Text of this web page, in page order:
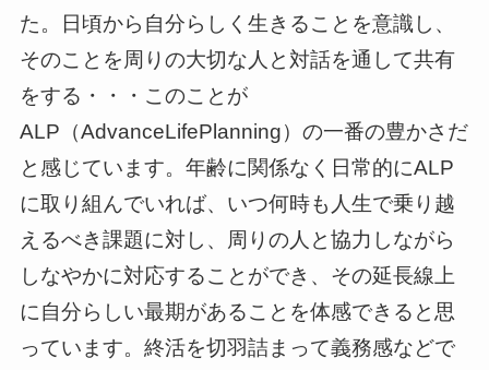
た。日頃から自分らしく生きることを意識し、
そのことを周りの大切な人と対話を通して共有
をする・・・このことが
ALP（AdvanceLifePlanning）の一番の豊かさだ
と感じています。年齢に関係なく日常的にALP
に取り組んでいれば、いつ何時も人生で乗り越
えるべき課題に対し、周りの人と協力しながら
しなやかに対応することができ、その延長線上
に自分らしい最期があることを体感できると思
っています。終活を切羽詰まって義務感などで